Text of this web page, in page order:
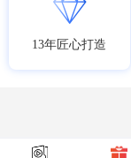
13年匠心打造